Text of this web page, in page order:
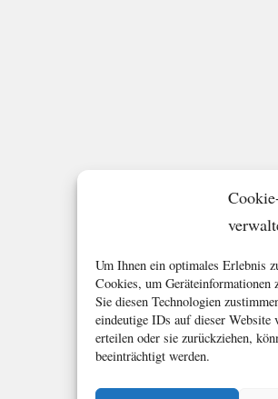
Um Ihnen ein optimales Erlebnis
Cookies, um Geräteinformationen
Sie diesen Technologien
eindeutige IDs auf dieser
erteilen oder sie zurückziehen,
beeinträchtigt werden.